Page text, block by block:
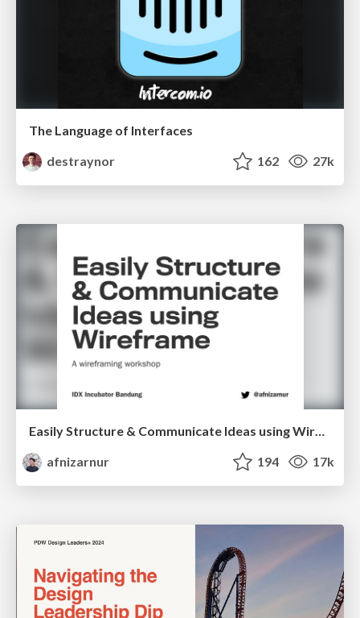
The Language of Interfaces
destraynor
162 27k
afnizarnur
194 17k